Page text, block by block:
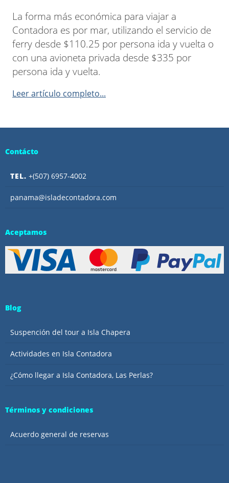
La forma más económica para viajar a
Contadora es por mar, utilizando el servicio de
ferry desde $110.25 por persona ida y vuelta o
con una avioneta privada desde $335 por
persona ida y vuelta.
Leer artículo completo...
Contácto
TEL. +(507) 6957-4002
panama@isladecontadora.com
Aceptamos
Blog
Suspención del tour a Isla Chapera
Actividades en Isla Contadora
¿Cómo llegar a Isla Contadora, Las Perlas?
Términos y condiciones
Acuerdo general de reservas